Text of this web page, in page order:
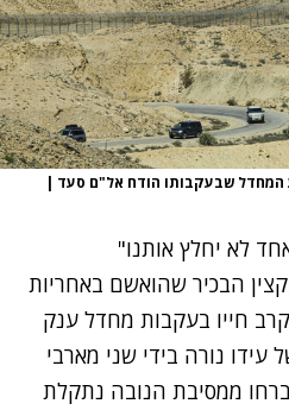
המחדל שבעקבותו הודח אל"ם סעד |
לא יחלץ אותנו"
הקצין הבכיר שהואשם באחריות
חייו בעקבות מחדל ענק
נורה בידי שני מארבי
ממסיבת הנובה נתקלת